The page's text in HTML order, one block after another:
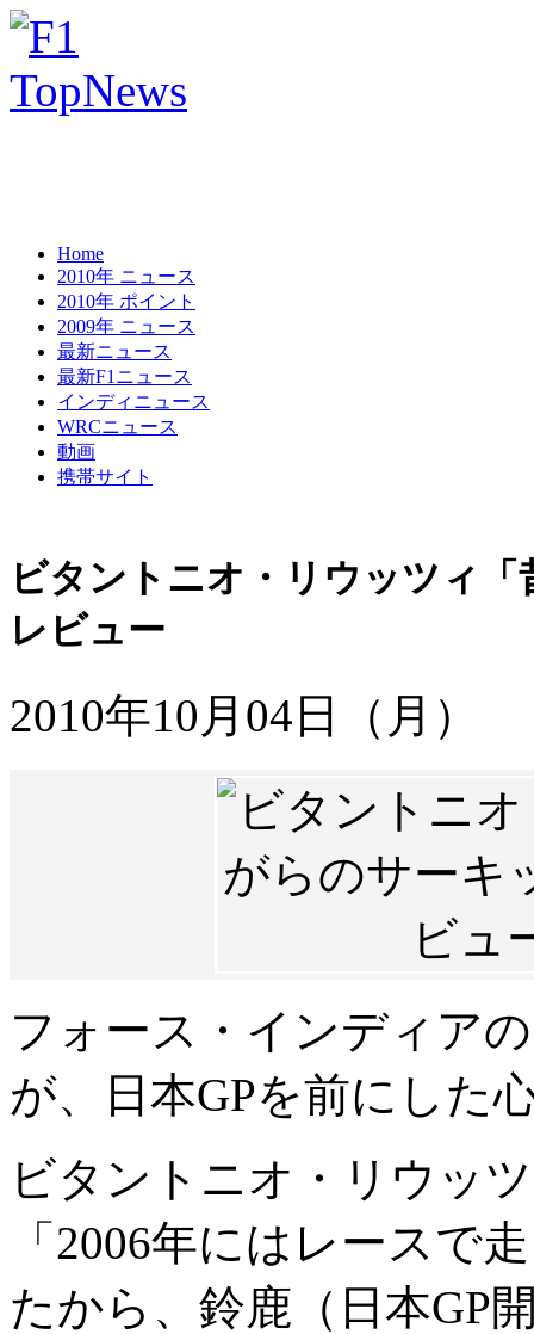
Home
2010年 ニュース
2010年 ポイント
2009年 ニュース
最新ニュース
最新F1ニュース
インディニュース
WRCニュース
動画
携帯サイト
ビタントニオ・リウッツィ
レビュー
2010年10月04日（月）
フォース・インディア
が、日本GPを前にした
ビタントニオ・リウッ
「2006年にはレースで
たから、鈴鹿（日本GP